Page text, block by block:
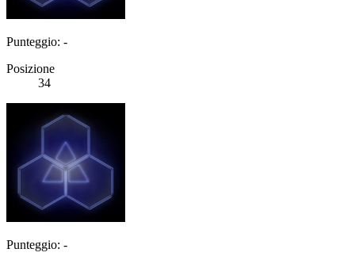
Punteggio: -
Posizione
34
Punteggio: -